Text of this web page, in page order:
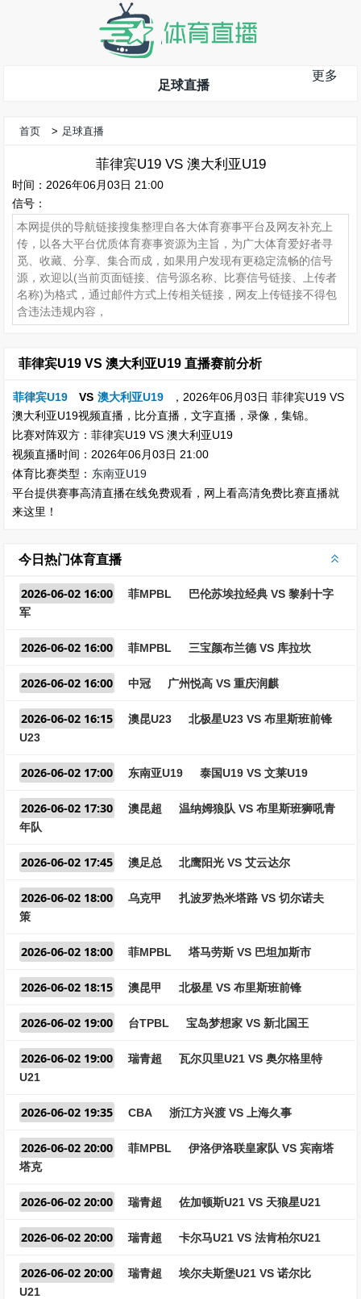
足球直播
更多
首页 > 足球直播
菲律宾U19 VS 澳大利亚U19
时间：2026年06月03日 21:00
信号：
本网提供的导航链接搜集整理自各大体育赛事平台及网友补充上
传，以各大平台优质体育赛事资源为主旨，为广大体育爱好者寻
觅、收藏、分享、集合而成，如果用户发现有更稳定流畅的信号
源，欢迎以(当前页面链接、信号源名称、比赛信号链接、上传者
名称)为格式，通过邮件方式上传相关链接，网友上传链接不得包
含违法违规内容，
菲律宾U19 VS 澳大利亚U19 直播赛前分析
菲律宾U19 VS 澳大利亚U19
，2026年06月03日 菲律宾U19 VS
澳大利亚U19视频直播，比分直播，文字直播，录像，集锦。
比赛对阵双方：菲律宾U19 VS 澳大利亚U19
视频直播时间：2026年06月03日 21:00
体育比赛类型： 东南亚U19
平台提供赛事高清直播在线免费观看，网上看高清免费比赛直播就
来这里！
今日热门体育直播
2026-06-02 16:00 菲MPBL
巴伦苏埃拉经典 VS 黎刹十字
军
2026-06-02 16:00 菲MPBL 三宝颜布兰德 VS 库拉坎
2026-06-02 16:00 中冠 广州悦高 VS 重庆润麒
2026-06-02 16:15 澳昆U23
北极星U23 VS 布里斯班前锋
U23
2026-06-02 17:00 东南亚U19 泰国U19 VS 文莱U19
2026-06-02 17:30 澳昆超
温纳姆狼队 VS 布里斯班狮吼青
年队
2026-06-02 17:45 澳足总 北鹰阳光 VS 艾云达尔
2026-06-02 18:00 乌克甲
扎波罗热米塔路 VS 切尔诺夫
策
2026-06-02 18:00 菲MPBL 塔马劳斯 VS 巴坦加斯市
2026-06-02 18:15 澳昆甲 北极星 VS 布里斯班前锋
2026-06-02 19:00 台TPBL 宝岛梦想家 VS 新北国王
2026-06-02 19:00 瑞青超
瓦尔贝里U21 VS 奥尔格里特
U21
2026-06-02 19:35 CBA 浙江方兴渡 VS 上海久事
2026-06-02 20:00 菲MPBL
伊洛伊洛联皇家队 VS 宾南塔
塔克
2026-06-02 20:00 瑞青超 佐加顿斯U21 VS 天狼星U21
2026-06-02 20:00 瑞青超 卡尔马U21 VS 法肯柏尔U21
2026-06-02 20:00 瑞青超
埃尔夫斯堡U21 VS 诺尔比
U21